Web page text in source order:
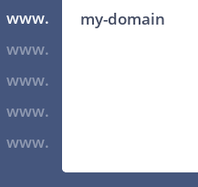
www.
www.
www.
www.
www.